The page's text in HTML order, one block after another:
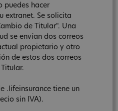
puedes hacer
extranet. Se solicita
de Titular". Una
se envían dos correos
propietario y otro
de estos dos correos
.lifeinsurance tiene un
sin IVA).